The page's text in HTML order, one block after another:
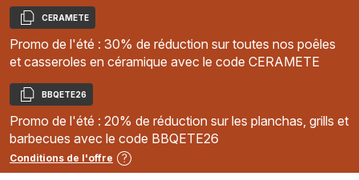
Copier
CERAMETE
Promo de l'été : 30% de réduction sur toutes nos poêles
et casseroles en céramique avec le code CERAMETE
Copier
BBQETE26
Promo de l'été : 20% de réduction sur les planchas, grills et
barbecues avec le code BBQETE26
Conditions de l'offre